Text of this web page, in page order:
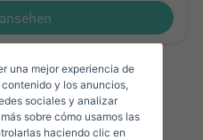
una mejor experiencia de
y los anuncios,
sociales y analizar
sobre cómo usamos las
haciendo clic en